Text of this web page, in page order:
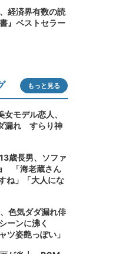
経済界有数の読
』ベストセラー
もっと見る
モデル恋人、
漏れ すらり神
歳長男、ソファ
「海老蔵さん
ね」「大人にな
色気ダダ漏れ俳
ーンに沸く
ツ姿艶っぽい」